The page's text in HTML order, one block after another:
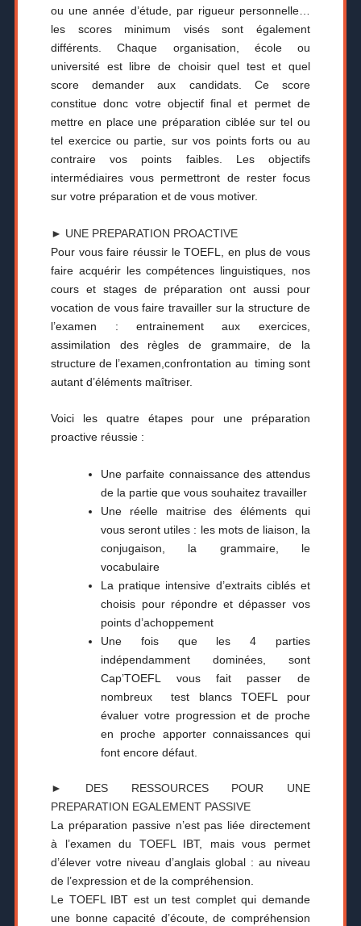
ou une année d’étude, par rigueur personnelle…
les scores minimum visés sont également
différents. Chaque organisation, école ou
université est libre de choisir quel test et quel
score demander aux candidats. Ce score
constitue donc votre objectif final et permet de
mettre en place une préparation ciblée sur tel ou
tel exercice ou partie, sur vos points forts ou au
contraire vos points faibles. Les objectifs
intermédiaires vous permettront de rester focus
sur votre préparation et de vous motiver.
► UNE PREPARATION PROACTIVE
Pour vous faire réussir le TOEFL, en plus de vous
faire acquérir les compétences linguistiques, nos
cours et stages de préparation ont aussi pour
vocation de vous faire travailler sur la structure de
l’examen : entrainement aux exercices,
assimilation des règles de grammaire, de la
structure de l’examen,confrontation au timing sont
autant d’éléments maîtriser.
Voici les quatre étapes pour une préparation
proactive réussie :
Une parfaite connaissance des attendus
de la partie que vous souhaitez travailler
Une réelle maitrise des éléments qui
vous seront utiles : les mots de liaison, la
conjugaison, la grammaire, le
vocabulaire
La pratique intensive d’extraits ciblés et
choisis pour répondre et dépasser vos
points d’achoppement
Une fois que les 4 parties
indépendamment dominées, sont
Cap’TOEFL vous fait passer de
nombreux test blancs TOEFL pour
évaluer votre progression et de proche
en proche apporter connaissances qui
font encore défaut.
► DES RESSOURCES POUR UNE
PREPARATION EGALEMENT PASSIVE
La préparation passive n’est pas liée directement
à l’examen du TOEFL IBT, mais vous permet
d’élever votre niveau d’anglais global : au niveau
de l’expression et de la compréhension.
Le TOEFL IBT est un test complet qui demande
une bonne capacité d’écoute, de compréhension